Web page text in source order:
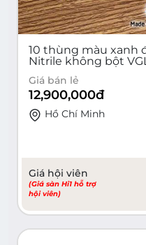
10 thùng màu xanh
Nitrile không bột
Giá bán lẻ
12,900,000đ
Hồ Chí Minh
Giá hội viên
(Giá sàn Hi1 hỗ trợ
hội viên)